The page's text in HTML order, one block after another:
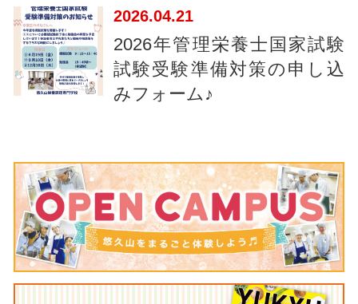
2026 04.21
2026年管理栄養士国家試験
試験受験準備対策の申し込
みフォーム♪